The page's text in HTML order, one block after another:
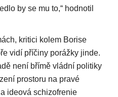
by se mu to,“ hodnotil
kritici kolem Borise
vidí příčiny porážky jinde.
není břímě vládní politiky
prostoru na pravé
ideová schizofrenie